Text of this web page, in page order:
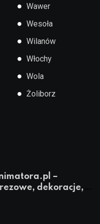
● Wawer
● Wesoła
● Wilanów
● Włochy
● Wola
● Żoliborz
–
dekoracje,
dla animatorów